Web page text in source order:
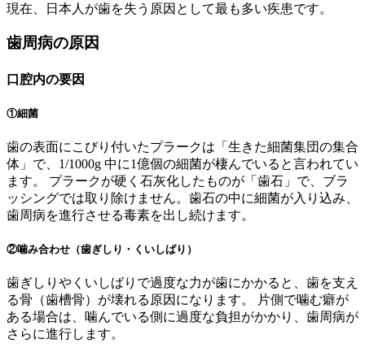
現在、日本人が歯を失う原因として最も多い疾患です。
歯周病の原因
⼝腔内の要因
①細菌
歯の表面にこびり付いたプラークは「生きた細菌集団の集合
体」で、1/1000g 中に1億個の細菌が棲んでいると言われてい
ます。 プラークが硬く石灰化したものが「歯石」で、ブラ
ッシングでは取り除けません。歯石の中に細菌が入り込み、
歯周病を進行させる毒素を出し続けます。
②噛み合わせ（歯ぎしり・くいしばり）
歯ぎしりやくいしばりで過度な力が歯にかかると、歯を支え
る骨（歯槽骨）が壊れる原因になります。 片側で噛む癖が
ある場合は、噛んでいる側に過度な負担がかかり、歯周病が
さらに進行します。